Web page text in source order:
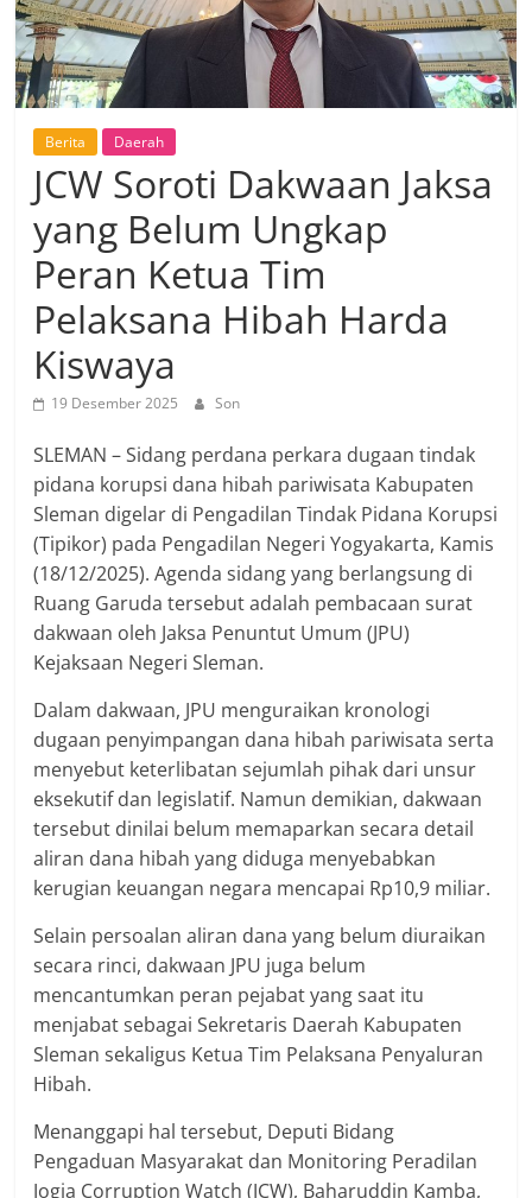
Berita Daerah
JCW Soroti Dakwaan Jaksa
yang Belum Ungkap
Peran Ketua Tim
Pelaksana Hibah Harda
Kiswaya
19 Desember 2025 Son
SLEMAN – Sidang perdana perkara dugaan tindak
pidana korupsi dana hibah pariwisata Kabupaten
Sleman digelar di Pengadilan Tindak Pidana Korupsi
(Tipikor) pada Pengadilan Negeri Yogyakarta, Kamis
(18/12/2025). Agenda sidang yang berlangsung di
Ruang Garuda tersebut adalah pembacaan surat
dakwaan oleh Jaksa Penuntut Umum (JPU)
Kejaksaan Negeri Sleman.
Dalam dakwaan, JPU menguraikan kronologi
dugaan penyimpangan dana hibah pariwisata serta
menyebut keterlibatan sejumlah pihak dari unsur
eksekutif dan legislatif. Namun demikian, dakwaan
tersebut dinilai belum memaparkan secara detail
aliran dana hibah yang diduga menyebabkan
kerugian keuangan negara mencapai Rp10,9 miliar.
Selain persoalan aliran dana yang belum diuraikan
secara rinci, dakwaan JPU juga belum
mencantumkan peran pejabat yang saat itu
menjabat sebagai Sekretaris Daerah Kabupaten
Sleman sekaligus Ketua Tim Pelaksana Penyaluran
Hibah.
Menanggapi hal tersebut, Deputi Bidang
Pengaduan Masyarakat dan Monitoring Peradilan
Jogja Corruption Watch (JCW), Baharuddin Kamba,